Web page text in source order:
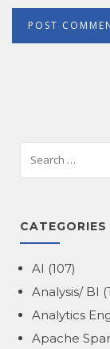
CATEGORIES
AI (107)
Analysis/ BI
Analytics
Apache